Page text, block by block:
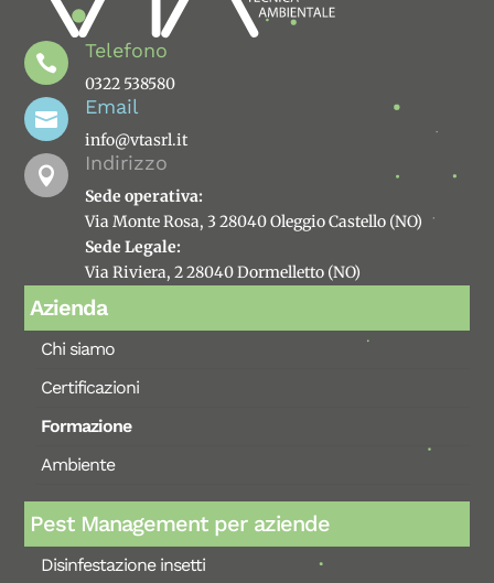

Telefono
0322 538580

Email
info@vtasrl.it

Indirizzo
Sede operativa:
Via Monte Rosa, 3 28040 Oleggio Castello (NO)
Sede Legale:
Via Riviera, 2 28040 Dormelletto (NO)
Azienda
Chi siamo
Certificazioni
Formazione
Ambiente
Pest Management per aziende
Disinfestazione insetti